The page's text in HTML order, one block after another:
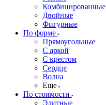
Комбинированные
Двойные
Фигурные
По форме
Прямоугольные
С аркой
С крестом
Сердце
Волна
Еще
По стоимости
Элитные